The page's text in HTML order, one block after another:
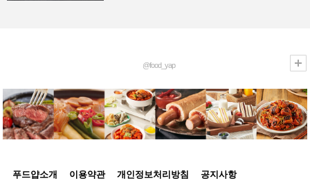
@food_yap
푸드얍소개 이용약관 개인정보처리방침 공지사항